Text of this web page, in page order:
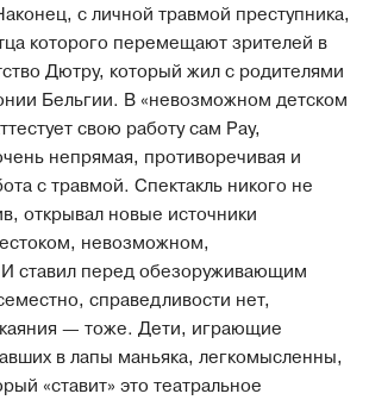
с личной травмой преступника,
которого перемещают зрителей в
Дютру, который жил с родителями
Бельгии. В «невозможном детском
свою работу сам Рау,
непрямая, противоречивая и
с травмой. Спектакль никого не
открывал новые источники
невозможном,
ставил перед обезоруживающим
справедливости нет,
— тоже. Дети, играющие
в лапы маньяка, легкомысленны,
«ставит» это театральное